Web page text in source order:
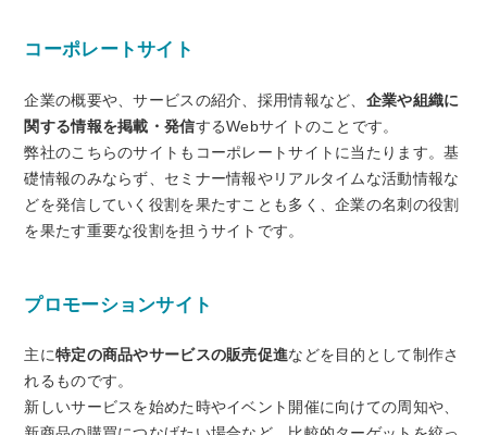
コーポレートサイト
企業の概要や、サービスの紹介、採用情報など、 企業や組織に
関する情報を掲載・発信するWebサイトのことです。
弊社のこちらのサイトもコーポレートサイトに当たります。基
礎情報のみならず、セミナー情報やリアルタイムな活動情報な
どを発信していく役割を果たすことも多く、企業の名刺の役割
を果たす重要な役割を担うサイトです。
プロモーションサイト
主に特定の商品やサービスの販売促進などを目的として制作さ
れるものです。
新しいサービスを始めた時やイベント開催に向けての周知や、